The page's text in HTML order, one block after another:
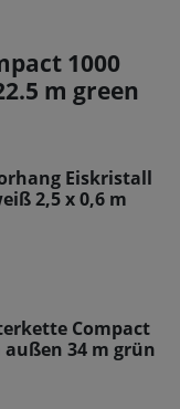
1000
m green
Eiskristall
2,5 x 0,6 m
Compact
außen 34 m grün